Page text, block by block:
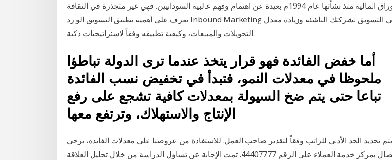
للأوراق المالية منذ نشأتها عام 1994م بعيدة عن اهتمام وفهم غالبية السودانيين. فهي غير متجذرة في الثقافة
تعرف على أهمية تطبيق التسويق الوارد Inbound Marketing في التسويق لشركتك الناشئة وزيادة معدل
التحويلات والمبيعات، وكيفية تطبيقه وفقاً لاستراتيجيات ذكية.
أما خفض الفائدة فهو قرار يتخذ عندما ترى الدولة تباطؤا
ملحوظا في معدلات النمو، فتبدأ في تخفيض نسب الفائدة
تباعا حتى يتم ضخ السيولة بمعدلات كافية تشجع على رفع
الإنتاج والاستهلاك، وترتفع معها
يتم تحديد الحد الأدنى للراتب وفقاً لتقدير صاحب العمل. للاستفادة من عروضنا على معدلات الفائدة، يرجى
الاتصال بمركز خدمة العملاء على الرقم 44407777. تمت الإجابة عن تساؤل الدراسة من خلال تحليل العلاقة